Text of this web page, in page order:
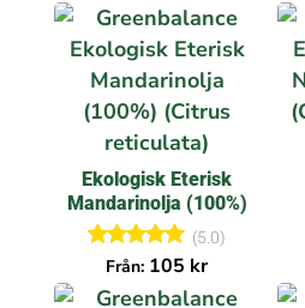
av 5
Ekologisk Eterisk
Mandarinolja (100%)
Betygsatt
av 5
(5.0)
Från: 105 kr